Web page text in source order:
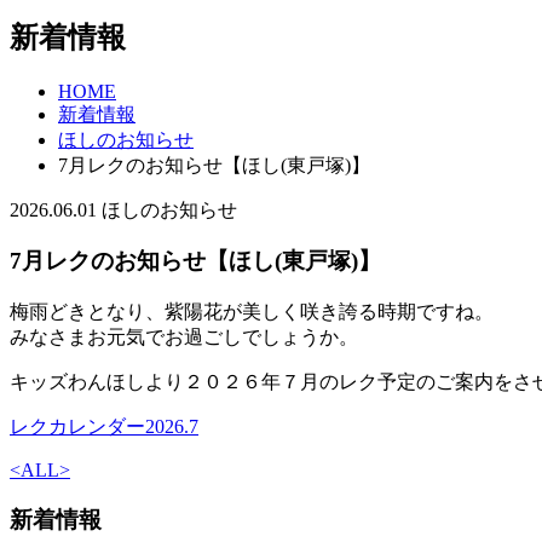
新着情報
HOME
新着情報
ほしのお知らせ
7月レクのお知らせ【ほし(東戸塚)】
2026.06.01 ほしのお知らせ
7月レクのお知らせ【ほし(東戸塚)】
梅雨どきとなり、紫陽花が美しく咲き誇る時期ですね。
みなさまお元気でお過ごしでしょうか。
キッズわんほしより２０２６年７月のレク予定のご案内をさ
レクカレンダー2026.7
<ALL>
新着情報